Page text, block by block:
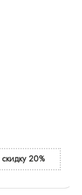
скидку 20%